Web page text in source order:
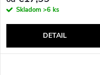
Skladom >6 ks
DETAIL